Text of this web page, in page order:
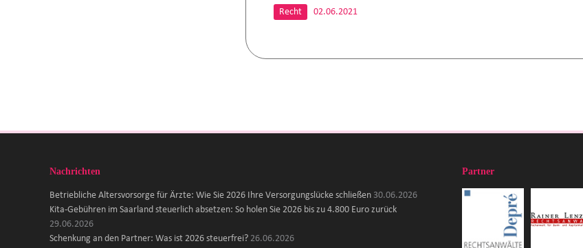
Recht 02.06.2021
Nachrichten
Betriebliche Altersvorsorge für Ärzte: Wie Sie 2026 Ihre Versorgungslücke schließen 30.06.2026
Kita-Gebühren im Saarland steuerlich absetzen: So holen Sie 2026 bis zu 4.800 Euro zurück
29.06.2026
Schenkung an den Partner: Was ist 2026 steuerfrei? 26.06.2026
Partner